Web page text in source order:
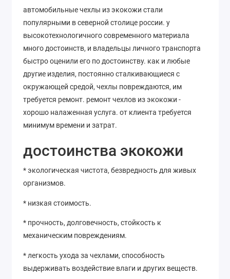
автомобильные чехлы из экокожи стали
популярными в северной столице россии. у
высокотехнологичного современного материала
много достоинств, и владельцы личного транспорта
быстро оценили его по достоинству. как и любые
другие изделия, постоянно сталкивающиеся с
окружающей средой, чехлы повреждаются, им
требуется ремонт. ремонт чехлов из экокожи -
хорошо налаженная услуга. от клиента требуется
минимум времени и затрат.
достоинства экокожи
* экологическая чистота, безвредность для живых
организмов.
* низкая стоимость.
* прочность, долговечность, стойкость к
механическим повреждениям.
* легкость ухода за чехлами, способность
выдерживать воздействие влаги и других веществ.